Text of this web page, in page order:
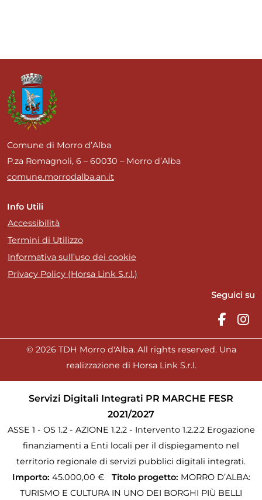
Comune di Morro d’Alba
P.za Romagnoli, 6 – 60030 – Morro d’Alba
comune.morrodalba.an.it
Info Utili
Accessibilità
Termini di Utilizzo
Informativa sull’uso dei cookie
Privacy Policy (Horsa Link S.r.l.)
Seguici su
© 2026 TDH Morro d'Alba. All rights reserved. Una
realizzazione di Horsa Link S.r.l.
Servizi Digitali Integrati PR MARCHE FESR
2021/2027
ASSE 1 - OS 1.2 - AZIONE 1.2.2 - Intervento 1.2.2.2 Erogazione
finanziamenti a Enti locali per il dispiegamento nel
territorio regionale di servizi pubblici digitali integrati.
Importo: 45.000,00 € Titolo progetto: MORRO D’ALBA:
TURISMO E CULTURA IN UNO DEI BORGHI PIÙ BELLI